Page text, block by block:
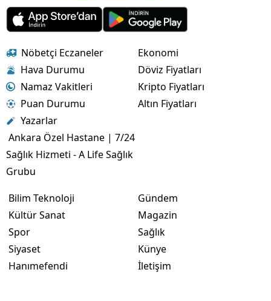
Nöbetçi Eczaneler
Hava Durumu
Namaz Vakitleri
Puan Durumu
Yazarlar
Ankara Özel Hastane | 7/24
Sağlık Hizmeti - A Life Sağlık
Grubu
Ekonomi
Döviz Fiyatları
Kripto Fiyatları
Altın Fiyatları
Bilim Teknoloji
Kültür Sanat
Spor
Siyaset
Hanımefendi
Gündem
Magazin
Sağlık
Künye
İletişim